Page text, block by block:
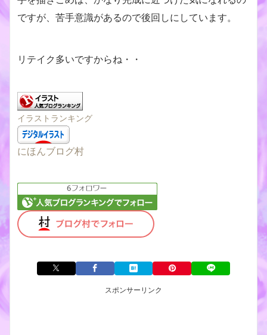
ですが、苦手意識があるので後回しにしています。
リテイク多いですからね・・
イラストランキング
にほんブログ村
スポンサーリンク